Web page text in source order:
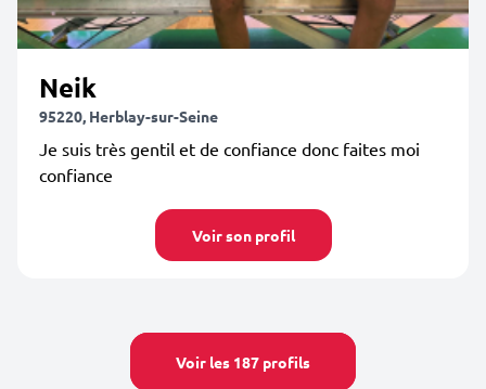
Neik
95220, Herblay-sur-Seine
Je suis très gentil et de confiance donc faites moi
confiance
Voir son profil
Voir les 187 profils